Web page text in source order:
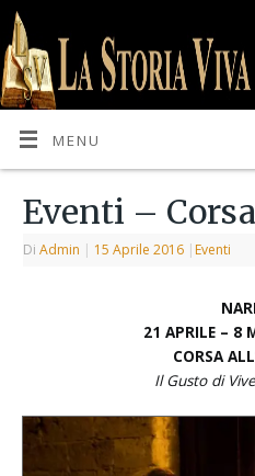
MENU
Eventi –
DiAdmin | 15 Aprile 2016 | Eventi
21 APRILE – 8
CORSA
Il Gusto di